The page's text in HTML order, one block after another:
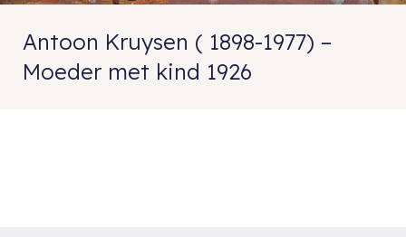
Antoon Kruysen ( 1898-1977) –
Moeder met kind 1926